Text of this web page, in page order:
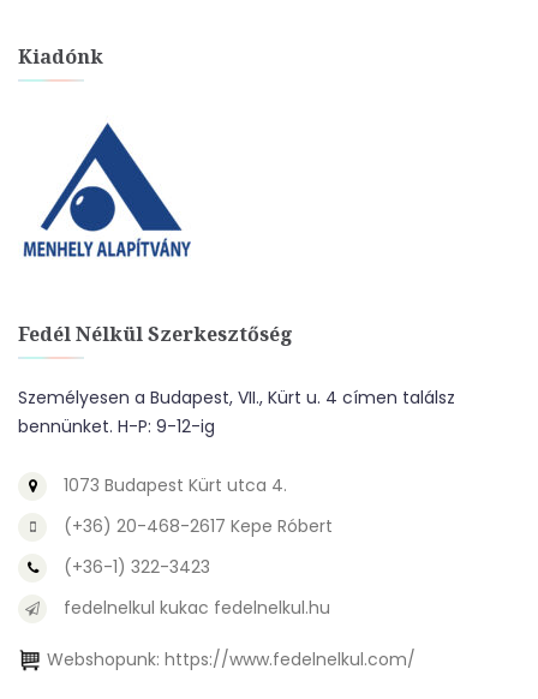
Kiadónk
Fedél Nélkül Szerkesztőség
Személyesen a Budapest, VII., Kürt u. 4 címen találsz
bennünket. H-P: 9-12-ig
1073 Budapest Kürt utca 4.
(+36) 20-468-2617 Kepe Róbert
(+36-1) 322-3423
fedelnelkul kukac fedelnelkul.hu
Webshopunk: https://www.fedelnelkul.com/